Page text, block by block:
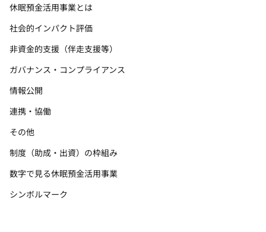
休眠預金活用事業とは
社会的インパクト評価
非資金的支援（伴走支援等）
ガバナンス・コンプライアンス
情報公開
連携・協働
その他
制度（助成・出資）の枠組み
数字で見る休眠預金活用事業
シンボルマーク